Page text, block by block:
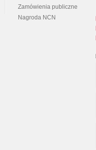
Zamówienia publiczne
Nagroda NCN